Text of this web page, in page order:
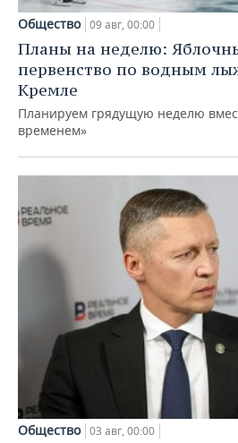
Общество 09 авг, 00:00
Планы на неделю:
первенство по водным
Кремле
Планируем грядущую неделю
временем»
Общество 03 авг, 00:00